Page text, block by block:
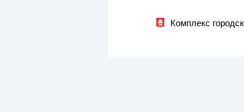
Комплекс